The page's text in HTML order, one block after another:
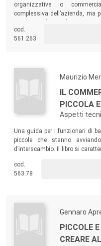
organizzative o
complessiva dell’azienda, ma
permettono di visualizzare
aziendale, evidenziandone gli
cod.
561.263
Maurizio
IL
PICCOLA
Aspetti
Una guida per i funzionari di
piccole che stanno
d’interscambio. Il libro si
trattati (con numerosi
cod.
563.78
Gennaro
PICCOLE
CREARE